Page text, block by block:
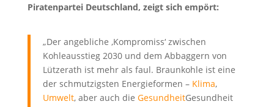
Piratenpartei Deutschland, zeigt sich empört:
„Der angebliche ‚Kompromiss‘ zwischen
Kohleausstieg 2030 und dem Abbaggern von
Lützerath ist mehr als faul. Braunkohle ist eine
der schmutzigsten Energieformen – Klima,
Umwelt, aber auch die GesundheitGesundheit